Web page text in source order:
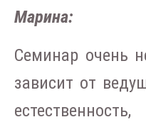
Марина:
Семинар очень
зависит от